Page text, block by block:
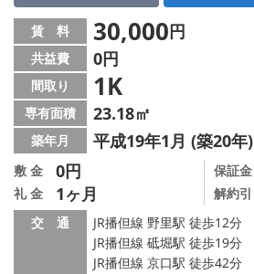
メールでお問い合わせ
賃 料 30,000円
共益費 0円
間取り 1K
専有面積 23.18㎡
築年月 平成19年1月 (築20年)
敷 金 0円
礼 金 1ヶ月
保証金
解約引
交 通
JR播但線 野里駅 徒歩12分
JR播但線 砥堀駅 徒歩19分
JR播但線 京口駅 徒歩42分